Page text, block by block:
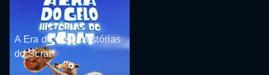
A Era do Gelo: Histórias
do Scrat